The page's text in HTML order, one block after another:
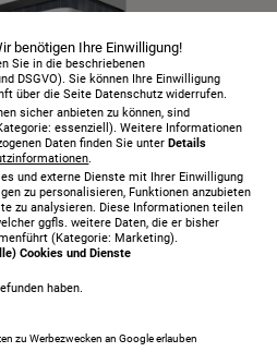
benötigen Ihre Einwilligung!
Sie in die beschriebenen
DSGVO). Sie können Ihre Einwilligung
über die Seite Datenschutz widerrufen.
sicher anbieten zu können, sind
essenziell). Weitere Informationen
Daten finden Sie unterDetails
.
und externe Dienste mit Ihrer Einwilligung
zu personalisieren, Funktionen anzubieten
zu analysieren. Diese Informationen teilen
ggfls. weitere Daten, die er bisher
(Kategorie: Marketing).
Cookies und Dienste
haben.
zu Werbezwecken an Google erlauben